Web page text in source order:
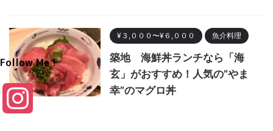
¥３,０００〜¥６,０００ 魚介料理
築地 海鮮丼ランチなら「海
玄」がおすすめ！人気の”やま
幸”のマグロ丼
Follow Me！
I